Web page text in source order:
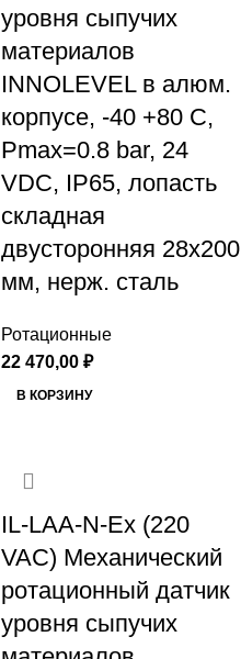
уровня сыпучих
материалов
INNOLEVEL в алюм.
корпусе, -40 +80 С,
Рmax=0.8 bar, 24
VDC, IP65, лопасть
складная
двусторонняя 28х200
мм, нерж. сталь
Ротационные
22 470,00 ₽
В КОРЗИНУ
IL-LAA-N-Ex (220
VAC) Механический
ротационный датчик
уровня сыпучих